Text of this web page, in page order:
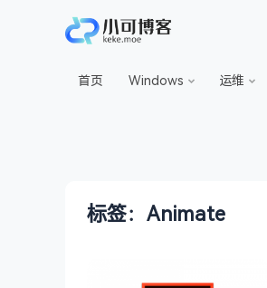
首页 Windows 运维
标签：Animate